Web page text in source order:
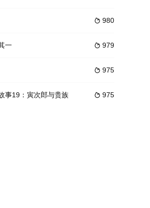
班牙的马略卡岛。万事俱备，他只差钱来开一个
其中大谈枪枝文化、鸦片类药物危机，以及风起云
 980
 979
一
 975
 975
事19：寅次郎与贵族